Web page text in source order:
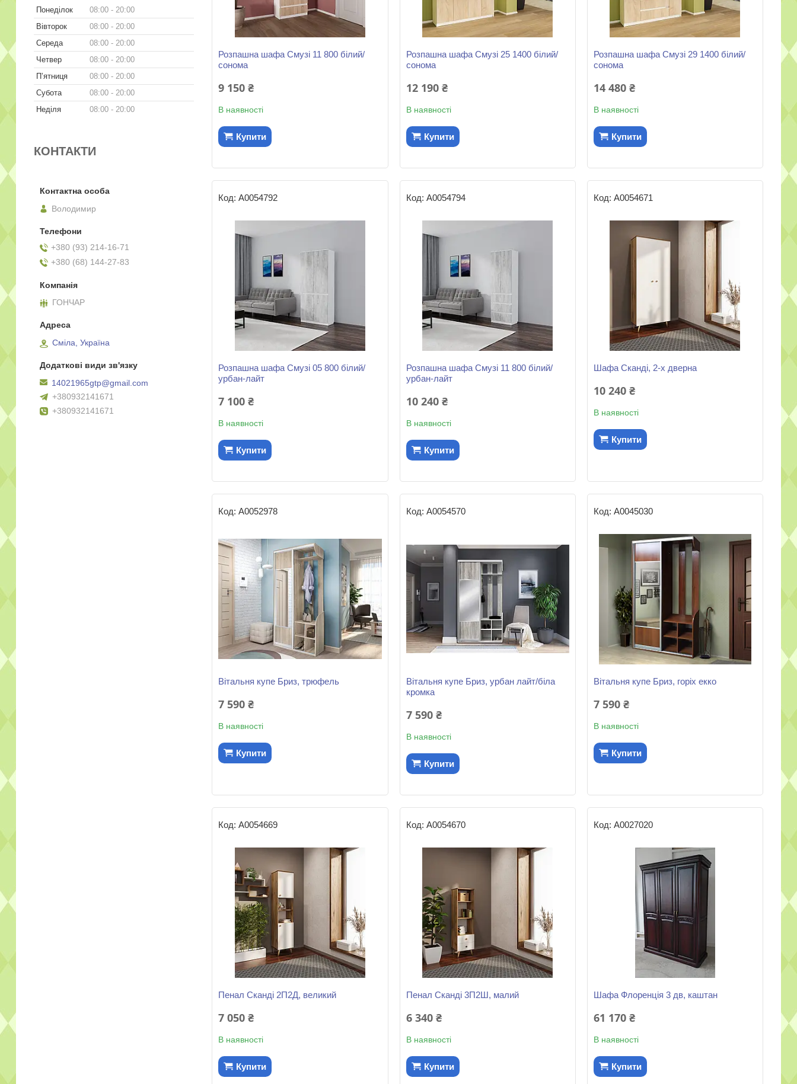
Розпашна шафа Смузі 11 800 білий/
сонома
9 150 ₴
В наявності
Купити
Розпашна шафа Смузі 25 1400 білий/
сонома
12 190 ₴
В наявності
Купити
Розпашна шафа Смузі 29 1400 білий/
сонома
14 480 ₴
В наявності
Купити
А0054792
Розпашна шафа Смузі 05 800 білий/
урбан-лайт
7 100 ₴
В наявності
Купити
А0054794
Розпашна шафа Смузі 11 800 білий/
урбан-лайт
10 240 ₴
В наявності
Купити
А0054671
Шафа Сканді, 2-х дверна
10 240 ₴
В наявності
Купити
А0052978
Вітальня купе Бриз, трюфель
7 590 ₴
В наявності
Купити
А0054570
Вітальня купе Бриз, урбан лайт/біла
кромка
7 590 ₴
В наявності
Купити
А0045030
Вітальня купе Бриз, горіх екко
7 590 ₴
В наявності
Купити
А0054669
Пенал Сканді 2П2Д, великий
7 050 ₴
В наявності
Купити
А0054670
Пенал Сканді 3П2Ш, малий
6 340 ₴
В наявності
Купити
А0027020
Шафа Флоренція 3 дв, каштан
61 170 ₴
В наявності
Купити
Понеділок 08:00
20:00
Вівторок
08:00
20:00
Середа
08:00
20:00
Четвер
08:00
20:00
Пʼятниця
08:00
20:00
Субота
08:00
20:00
Неділя
08:00 20:00
КОНТАКТИ
Володимир
+380 (93) 214-16-71
+380 (68) 144-27-83
ГОНЧАР
Сміла, Україна
14021965gtp@gmail.com
+380932141671
+380932141671